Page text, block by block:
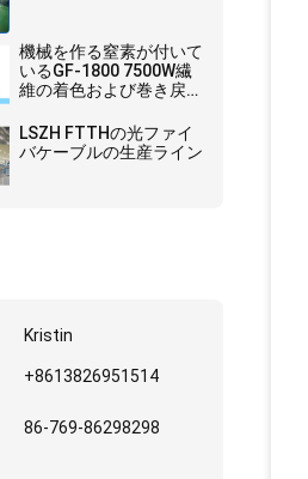
機械を作る窒素が付いて
いるGF-1800 7500W繊
維の着色および巻き戻す
LSZH FTTHの光ファイ
バケーブルの生産ライン
Kristin
+8613826951514
86-769-86298298